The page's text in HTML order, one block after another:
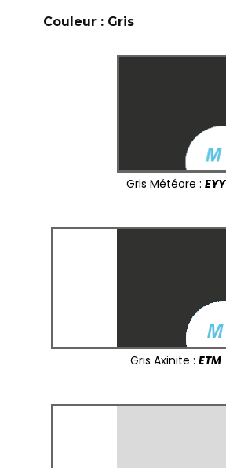
Couleur : Gris
Gris Météore : EYY
Gris Axinite : ETM